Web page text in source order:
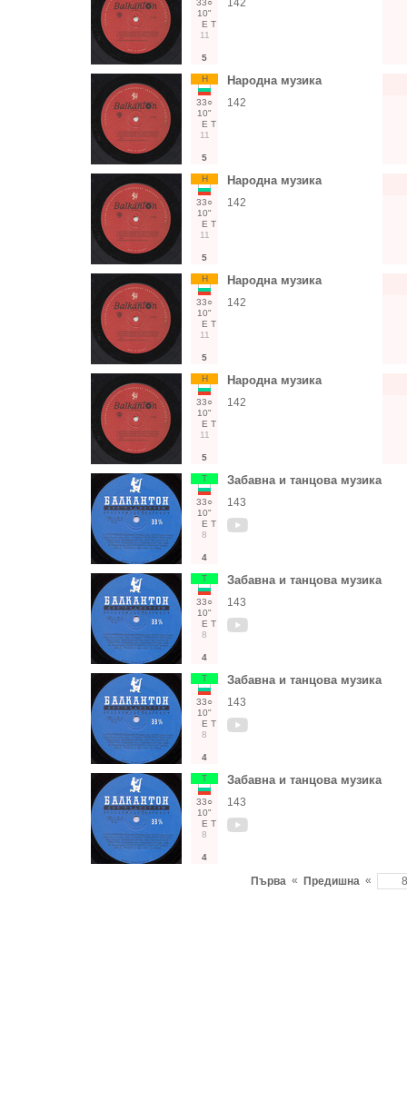
33○
10"
Е Т
11
5
142
Н
33○
10"
Е Т
11
5
Народна музика
142
Н
33○
10"
Е Т
11
5
Народна музика
142
Н
33○
10"
Е Т
11
5
Народна музика
142
Н
33○
10"
Е Т
11
5
Народна музика
142
Т
33○
10"
Е Т
8
4
Забавна и танцова музика
143
Т
33○
10"
Е Т
8
4
Забавна и танцова музика
143
Т
33○
10"
Е Т
8
4
Забавна и танцова музика
143
Т
33○
10"
Е Т
8
4
Забавна и танцова музика
143
Първа « Предишна «